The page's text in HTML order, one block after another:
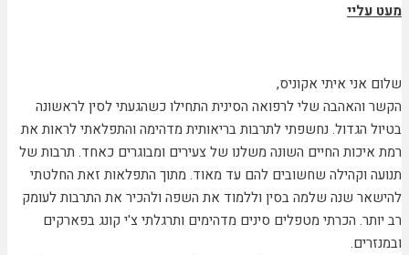
מעט עליי
שלום אני איתי אקוניס,
הקשר והאהבה שלי לרפואה הסינית התחילו כשהגעתי לסין לראשונה
בטיול הגדול. נחשפתי לתרבות בריאותית מדהימה והתפלאתי לראות את
רמת איכות החיים השונה משלנו של צעירים ומבוגרים כאחד. תרבות של
תנועה וקהילה שחשובים להם עד מאוד. מתוך התפלאות זאת החלטתי
להישאר שנה שלמה בסין וללמוד את השפה ולהכיר את התרבות לעומק
רב יותר. הכרתי מטפלים סינים מדהימים ותרגלתי צ'י קונג בפארקים
ובמנזרים.